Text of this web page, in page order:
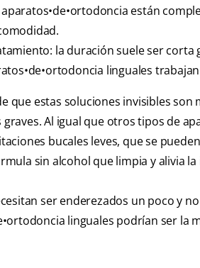
están
la duración suele ser corta
linguales
que estas soluciones invisibles
Al igual que otros tipos de
bucales leves, que se
sin alcohol que limpia y alivia
ser enderezados un poco y
linguales podrían ser la